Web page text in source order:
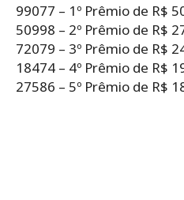
99077 – 1º Prêmio de R$
50998 – 2º Prêmio de R$
72079 – 3º Prêmio de R$
18474 – 4º Prêmio de R$
27586 – 5º Prêmio de R$